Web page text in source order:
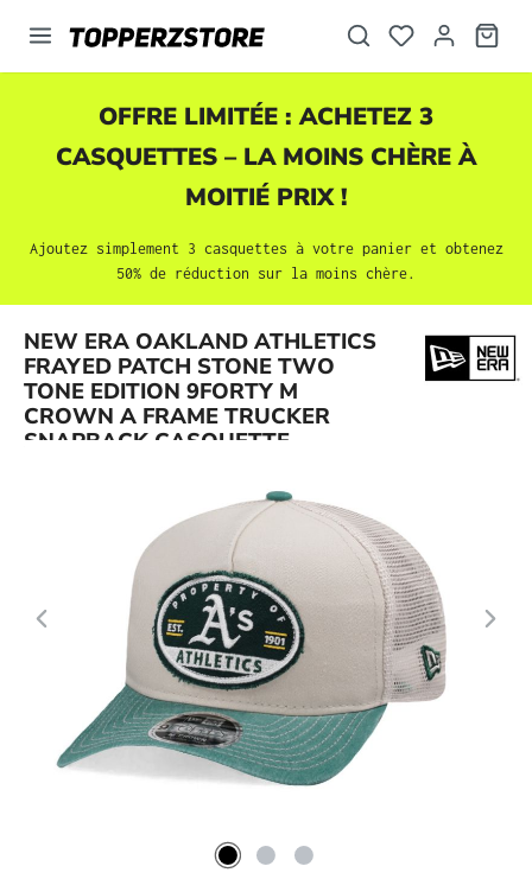
principal
OFFRE LIMITÉE : ACHETEZ 3
CASQUETTES – LA MOINS CHÈRE À
MOITIÉ PRIX !
Ajoutez simplement 3 casquettes à votre panier et obtenez
50% de réduction sur la moins chère.
NEW ERA OAKLAND ATHLETICS
FRAYED PATCH STONE TWO
TONE EDITION 9FORTY M
CROWN A FRAME TRUCKER
SNAPBACK CASQUETTE
Ignorer la galerie d'images